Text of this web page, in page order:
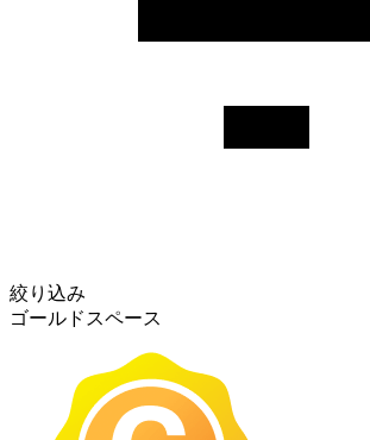
絞り込み
ゴールドスペース